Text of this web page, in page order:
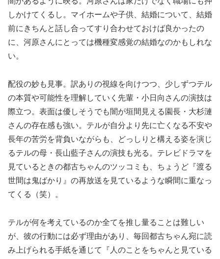
しかけてくるし。マイホームや子供、結婚について、結婚
前にきちんと話し合ってすり合わせておけば良かったの
に、河原さんにとっては機種変感覚の結婚なのかもしれな
い。
配役の妙も見事。訳ありの視線を向けつつ、少しずつテル
の本質や可能性を理解していく先輩・小日向さんの演技は
際立つ。表面は優しそうでも闇が垣間見える園長・大杉漣
さんの存在感も強い。テルが自分より先に亡くなる不安や
長年の苦労を背負いながらも、どっしりと構える姿を演じ
るテルの母・長山藍子さんの演技も光る。テレビドラマを
見ているときの都古ちゃんのツッコミも、ちょうど『渡る
世間は鬼ばかり』の再放送を見ているような瞬間に重なっ
てくる（笑）。
テルが何を考えているのか全てを推し量ることは難しい
が、彼の行動には必ず理由があり、毎回都古ちゃん宛に読
み上げられる手紙を通じて『人のことをちゃんと見ている